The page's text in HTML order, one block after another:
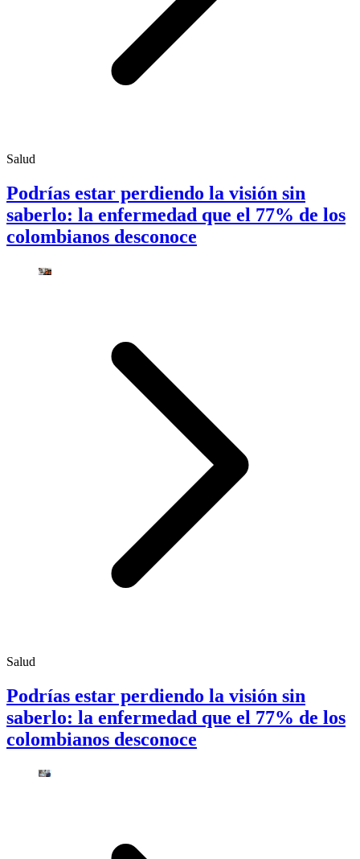
Salud
Podrías estar perdiendo la visión sin
saberlo: la enfermedad que el 77% de los
colombianos desconoce
Salud
Podrías estar perdiendo la visión sin
saberlo: la enfermedad que el 77% de los
colombianos desconoce